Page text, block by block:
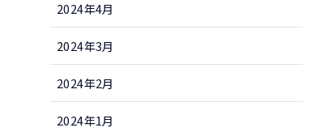
2024年4月
2024年3月
2024年2月
2024年1月